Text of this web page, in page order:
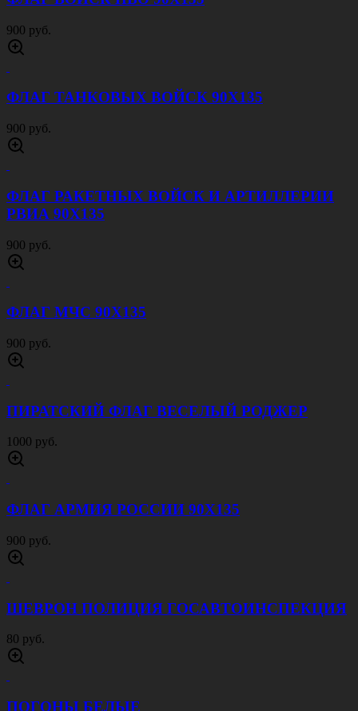
900 руб.
ФЛАГ ТАНКОВЫХ ВОЙСК 90Х135
900 руб.
ФЛАГ РАКЕТНЫХ ВОЙСК И АРТИЛЛЕРИИ
РВИА 90Х135
900 руб.
ФЛАГ МЧС 90Х135
900 руб.
ПИРАТСКИЙ ФЛАГ ВЕСЕЛЫЙ РОДЖЕР
1000 руб.
ФЛАГ АРМИЯ РОССИИ 90Х135
900 руб.
ШЕВРОН ПОЛИЦИЯ ГОСАВТОИНСПЕКЦИЯ
80 руб.
ПОГОНЫ БЕЛЫЕ